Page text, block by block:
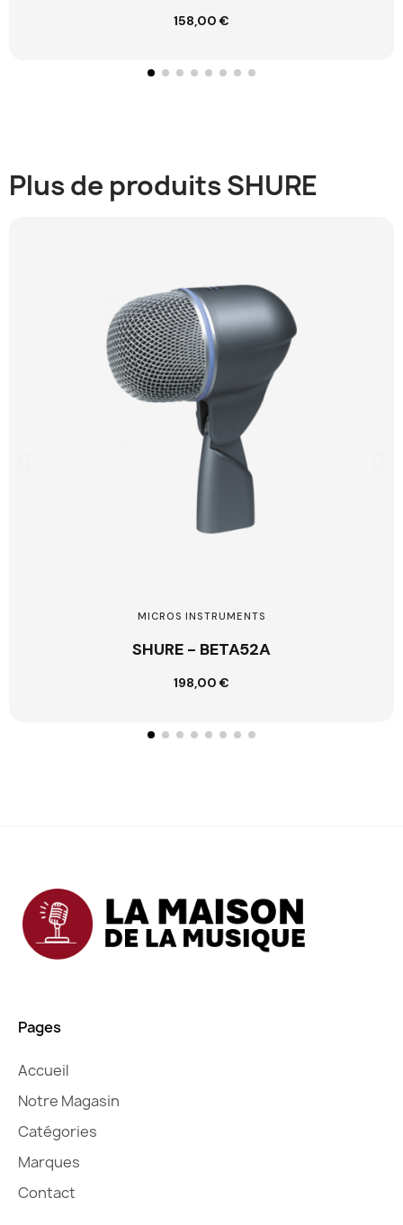
158,00 €
Ajouter au panier
Plus de produits SHURE
MICROS INSTRUMENTS
SHURE - BETA52A
198,00 €
Ajouter au panier
Pages
Accueil
Notre Magasin
Catégories
Marques
Contact